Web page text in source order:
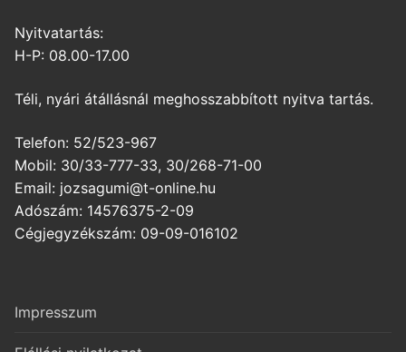
Nyitvatartás:
H-P: 08.00-17.00
Téli, nyári átállásnál meghosszabbított nyitva tartás.
Telefon: 52/523-967
Mobil: 30/33-777-33, 30/268-71-00
Email: jozsagumi@t-online.hu
Adószám: 14576375-2-09
Cégjegyzékszám: 09-09-016102
Impresszum